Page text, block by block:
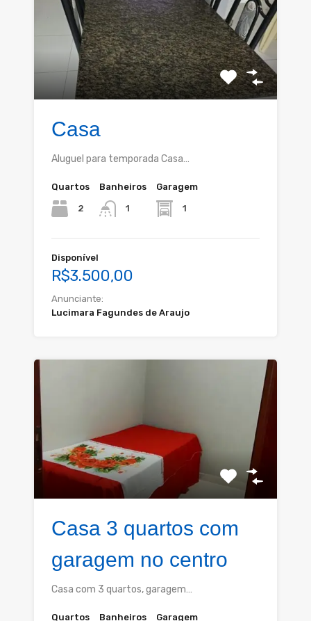
Casa
Aluguel para temporada Casa…
Quartos
2
Banheiros
1
Garagem
1
Disponível
R$3.500,00
Anunciante:
Lucimara Fagundes de Araujo
Casa 3 quartos com
garagem no centro
Casa com 3 quartos, garagem…
Quartos Banheiros Garagem